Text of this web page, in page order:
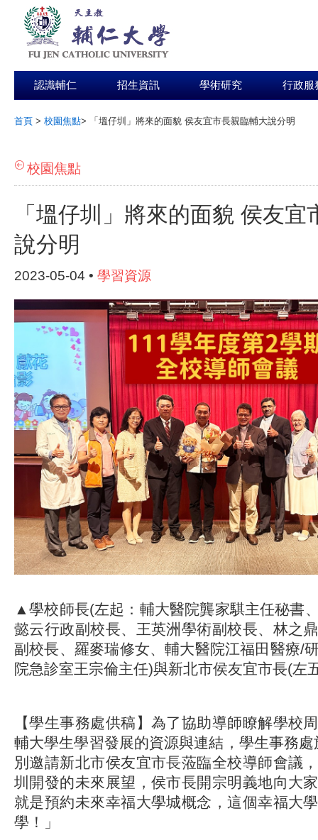
認識輔仁 招生資訊 學術研究 行政服
首頁 > 校園焦點> 「塭仔圳」將來的面貌 侯友宜市長親臨輔大說分明
校園焦點
「塭仔圳」將來的面貌 侯友宜
說分明
2023-05-04 • 學習資源
▲學校師長(左起：輔大醫院龔家騏主任秘書
懿云行政副校長、王英洲學術副校長、林之
副校長、羅麥瑞修女、輔大醫院江福田醫療/
院急診室王宗倫主任)與新北市侯友宜市長(左
【學生事務處供稿】為了協助導師瞭解學校
輔大學生學習發展的資源與連結，學生事務
別邀請新北市侯友宜市長蒞臨全校導師會議
圳開發的未來展望，侯市長開宗明義地向大
就是預約未來幸福大學城概念，這個幸福大
學！」